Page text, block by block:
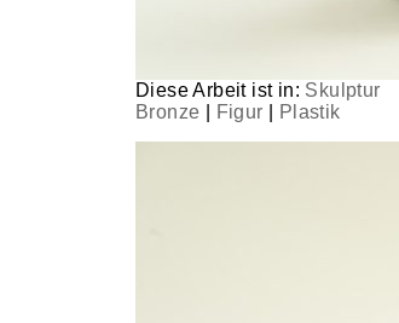
Diese Arbeit ist in: Skulptur
Bronze
Figur Plastik